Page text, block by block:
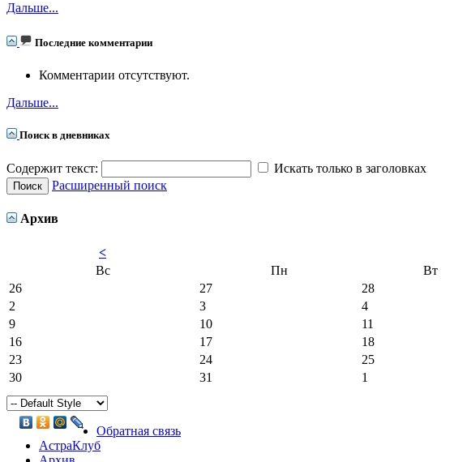
Дальше...
Последние комментарии
Комментарии отсутствуют.
Дальше...
Поиск в дневниках
Содержит текст:
Искать только в заголовках
Расширенный поиск
Архив
<
Вс
Пн Вт
26
27 28
2
3 4
9
10 11
16
17 18
23
24 25
30
31 1
Обратная связь
АстраКлуб